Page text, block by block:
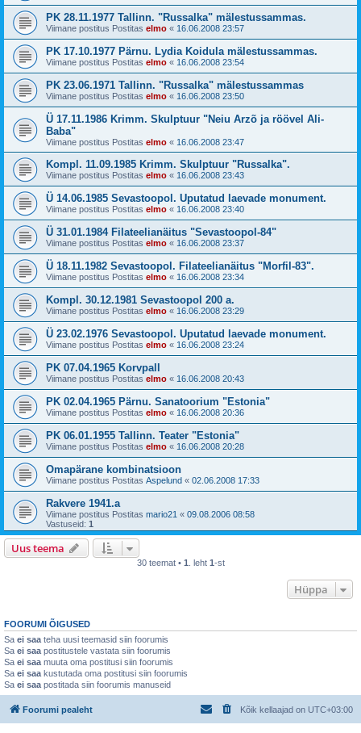
PK 28.11.1977 Tallinn. "Russalka" mälestussammas.
Viimane postitus Postitas elmo « 16.06.2008 23:57
PK 17.10.1977 Pärnu. Lydia Koidula mälestussammas.
Viimane postitus Postitas elmo « 16.06.2008 23:54
PK 23.06.1971 Tallinn. "Russalka" mälestussammas
Viimane postitus Postitas elmo « 16.06.2008 23:50
Ü 17.11.1986 Krimm. Skulptuur "Neiu Arzõ ja röövel Ali-
Baba"
Viimane postitus Postitas elmo « 16.06.2008 23:47
Kompl. 11.09.1985 Krimm. Skulptuur "Russalka".
Viimane postitus Postitas elmo « 16.06.2008 23:43
Ü 14.06.1985 Sevastoopol. Uputatud laevade monument.
Viimane postitus Postitas elmo « 16.06.2008 23:40
Ü 31.01.1984 Filateelianäitus "Sevastoopol-84"
Viimane postitus Postitas elmo « 16.06.2008 23:37
Ü 18.11.1982 Sevastoopol. Filateelianäitus "Morfil-83".
Viimane postitus Postitas elmo « 16.06.2008 23:34
Kompl. 30.12.1981 Sevastoopol 200 a.
Viimane postitus Postitas elmo « 16.06.2008 23:29
Ü 23.02.1976 Sevastoopol. Uputatud laevade monument.
Viimane postitus Postitas elmo « 16.06.2008 23:24
PK 07.04.1965 Korvpall
Viimane postitus Postitas elmo « 16.06.2008 20:43
PK 02.04.1965 Pärnu. Sanatoorium "Estonia"
Viimane postitus Postitas elmo « 16.06.2008 20:36
PK 06.01.1955 Tallinn. Teater "Estonia"
Viimane postitus Postitas elmo « 16.06.2008 20:28
Omapärane kombinatsioon
Viimane postitus Postitas Aspelund « 02.06.2008 17:33
Rakvere 1941.a
Viimane postitus Postitas mario21 « 09.08.2006 08:58
Vastuseid: 1
Uus teema
30 teemat • 1 . leht 1-st
Hüppa
FOORUMI ÕIGUSED
Sa ei saa teha uusi teemasid siin foorumis
Sa ei saa postitustele vastata siin foorumis
Sa ei saa muuta oma postitusi siin foorumis
Sa ei saa kustutada oma postitusi siin foorumis
Sa ei saa postitada siin foorumis manuseid
Foorumi pealeht Kõik kellaajad on UTC+03:00